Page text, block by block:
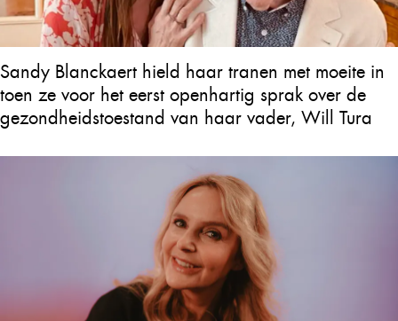
Sandy Blanckaert hield haar tranen met moeite in
toen ze voor het eerst openhartig sprak over de
gezondheidstoestand van haar vader, Will Tura